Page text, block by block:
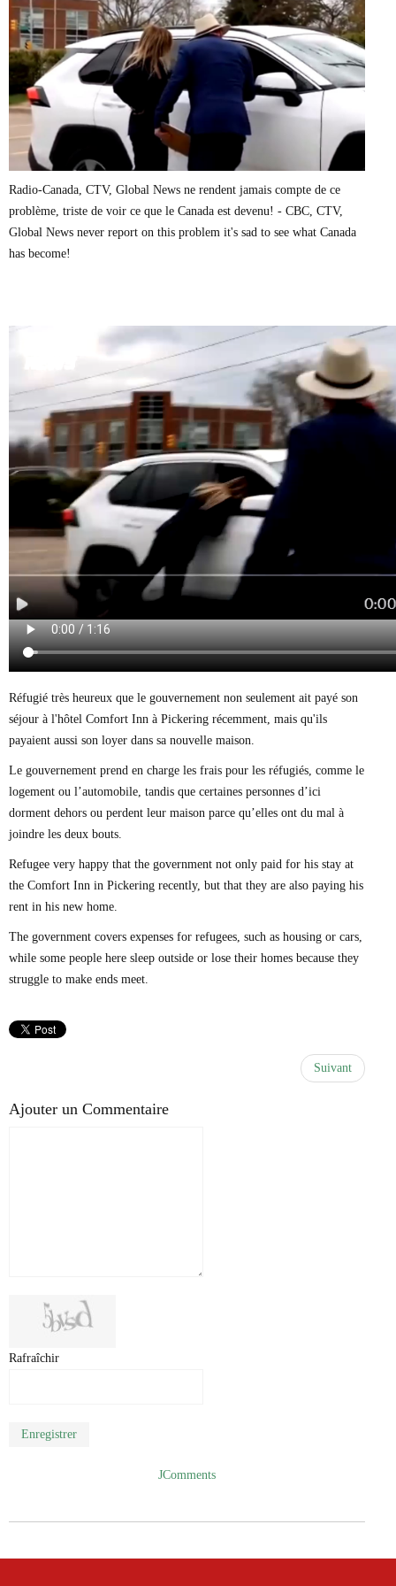
Marie-Eve Doyon
Mathieu Bock Côté
Nathalie Elgrably
Normand Lester
Philippe Léger
Pierre Martin
Remi Nadeau
Richard Béliveau
Richard Martineau
Réjean Parent
Steve E. Fortin
Sophie Durocher
Véronyque Tremblay
Radio-Canada, CTV, Global News ne rendent jamais compte de ce
problème, triste de voir ce que le Canada est devenu! - CBC, CTV,
Global News never report on this problem it's sad to see what Canada
has become!
Réfugié très heureux que le gouvernement non seulement ait payé son
séjour à l'hôtel Comfort Inn à Pickering récemment, mais qu'ils
payaient aussi son loyer dans sa nouvelle maison.
Le gouvernement prend en charge les frais pour les réfugiés, comme le
logement ou l’automobile, tandis que certaines personnes d’ici
dorment dehors ou perdent leur maison parce qu’elles ont du mal à
joindre les deux bouts.
Refugee very happy that the government not only paid for his stay at
the Comfort Inn in Pickering recently, but that they are also paying his
rent in his new home.
The government covers expenses for refugees, such as housing or cars,
while some people here sleep outside or lose their homes because they
struggle to make ends meet.
Suivant
Ajouter un Commentaire
Rafraîchir
Enregistrer
JComments